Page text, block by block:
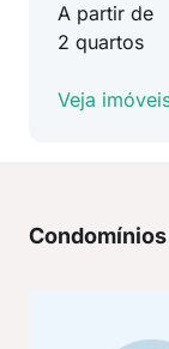
A partir de
2 quartos
Veja